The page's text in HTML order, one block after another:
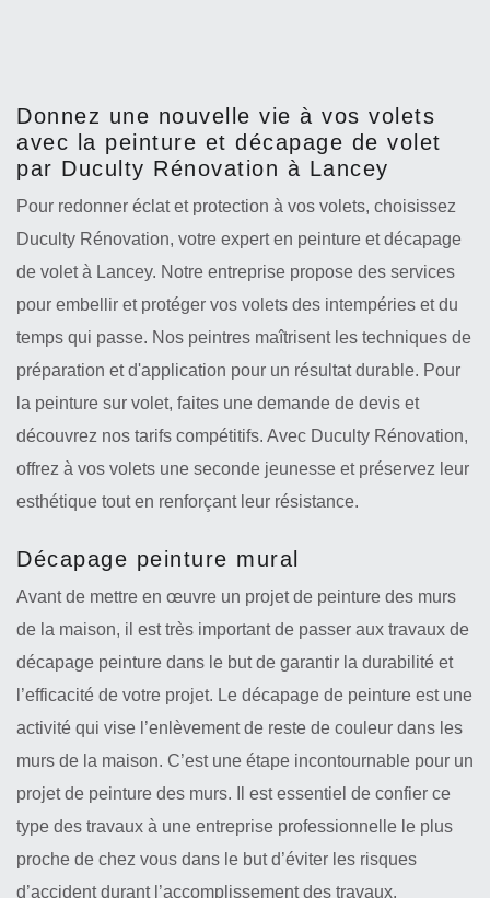
Donnez une nouvelle vie à vos volets
avec la peinture et décapage de volet
par Duculty Rénovation à Lancey
Pour redonner éclat et protection à vos volets, choisissez
Duculty Rénovation, votre expert en peinture et décapage
de volet à Lancey. Notre entreprise propose des services
pour embellir et protéger vos volets des intempéries et du
temps qui passe. Nos peintres maîtrisent les techniques de
préparation et d'application pour un résultat durable. Pour
la peinture sur volet, faites une demande de devis et
découvrez nos tarifs compétitifs. Avec Duculty Rénovation,
offrez à vos volets une seconde jeunesse et préservez leur
esthétique tout en renforçant leur résistance.
Décapage peinture mural
Avant de mettre en œuvre un projet de peinture des murs
de la maison, il est très important de passer aux travaux de
décapage peinture dans le but de garantir la durabilité et
l’efficacité de votre projet. Le décapage de peinture est une
activité qui vise l’enlèvement de reste de couleur dans les
murs de la maison. C’est une étape incontournable pour un
projet de peinture des murs. Il est essentiel de confier ce
type des travaux à une entreprise professionnelle le plus
proche de chez vous dans le but d’éviter les risques
d’accident durant l’accomplissement des travaux.